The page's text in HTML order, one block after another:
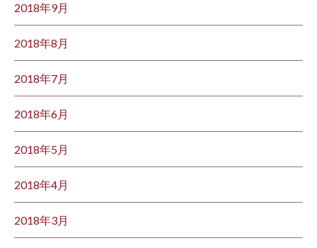
2018年9月
2018年8月
2018年7月
2018年6月
2018年5月
2018年4月
2018年3月